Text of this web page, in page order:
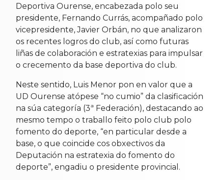
Deportiva Ourense, encabezada polo seu
presidente, Fernando Currás, acompañado polo
vicepresidente, Javier Orbán, no que analizaron
os recentes logros do club, así como futuras
liñas de colaboración e estratexias para impulsar
o crecemento da base deportiva do club.
Neste sentido, Luis Menor pon en valor que a
UD Ourense atópese “no cumio” da clasificación
na súa categoría (3ª Federación), destacando ao
mesmo tempo o traballo feito polo club polo
fomento do deporte, “en particular desde a
base, o que coincide cos obxectivos da
Deputación na estratexia do fomento do
deporte”, engadiu o presidente provincial.